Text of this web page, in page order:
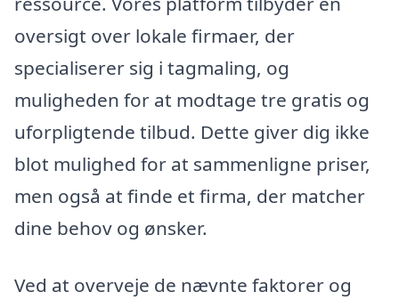
oversigt over lokale firmaer, der
specialiserer sig i tagmaling, og
muligheden for at modtage tre gratis og
uforpligtende tilbud. Dette giver dig ikke
blot mulighed for at sammenligne priser,
men også at finde et firma, der matcher
dine behov og ønsker.
Ved at overveje de nævnte faktorer og